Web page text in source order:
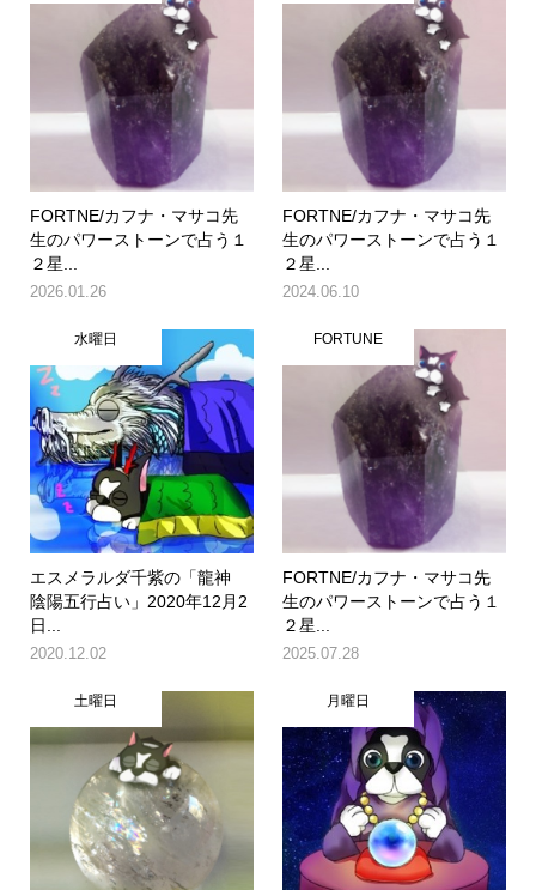
FORTNE/カフナ・マサコ先
生のパワーストーンで占う１
２星...
2026.01.26
FORTNE/カフナ・マサコ先
生のパワーストーンで占う１
２星...
2024.06.10
水曜日
エスメラルダ千紫の「龍神
陰陽五行占い」2020年12月2
日...
2020.12.02
FORTUNE
FORTNE/カフナ・マサコ先
生のパワーストーンで占う１
２星...
2025.07.28
土曜日 月曜日